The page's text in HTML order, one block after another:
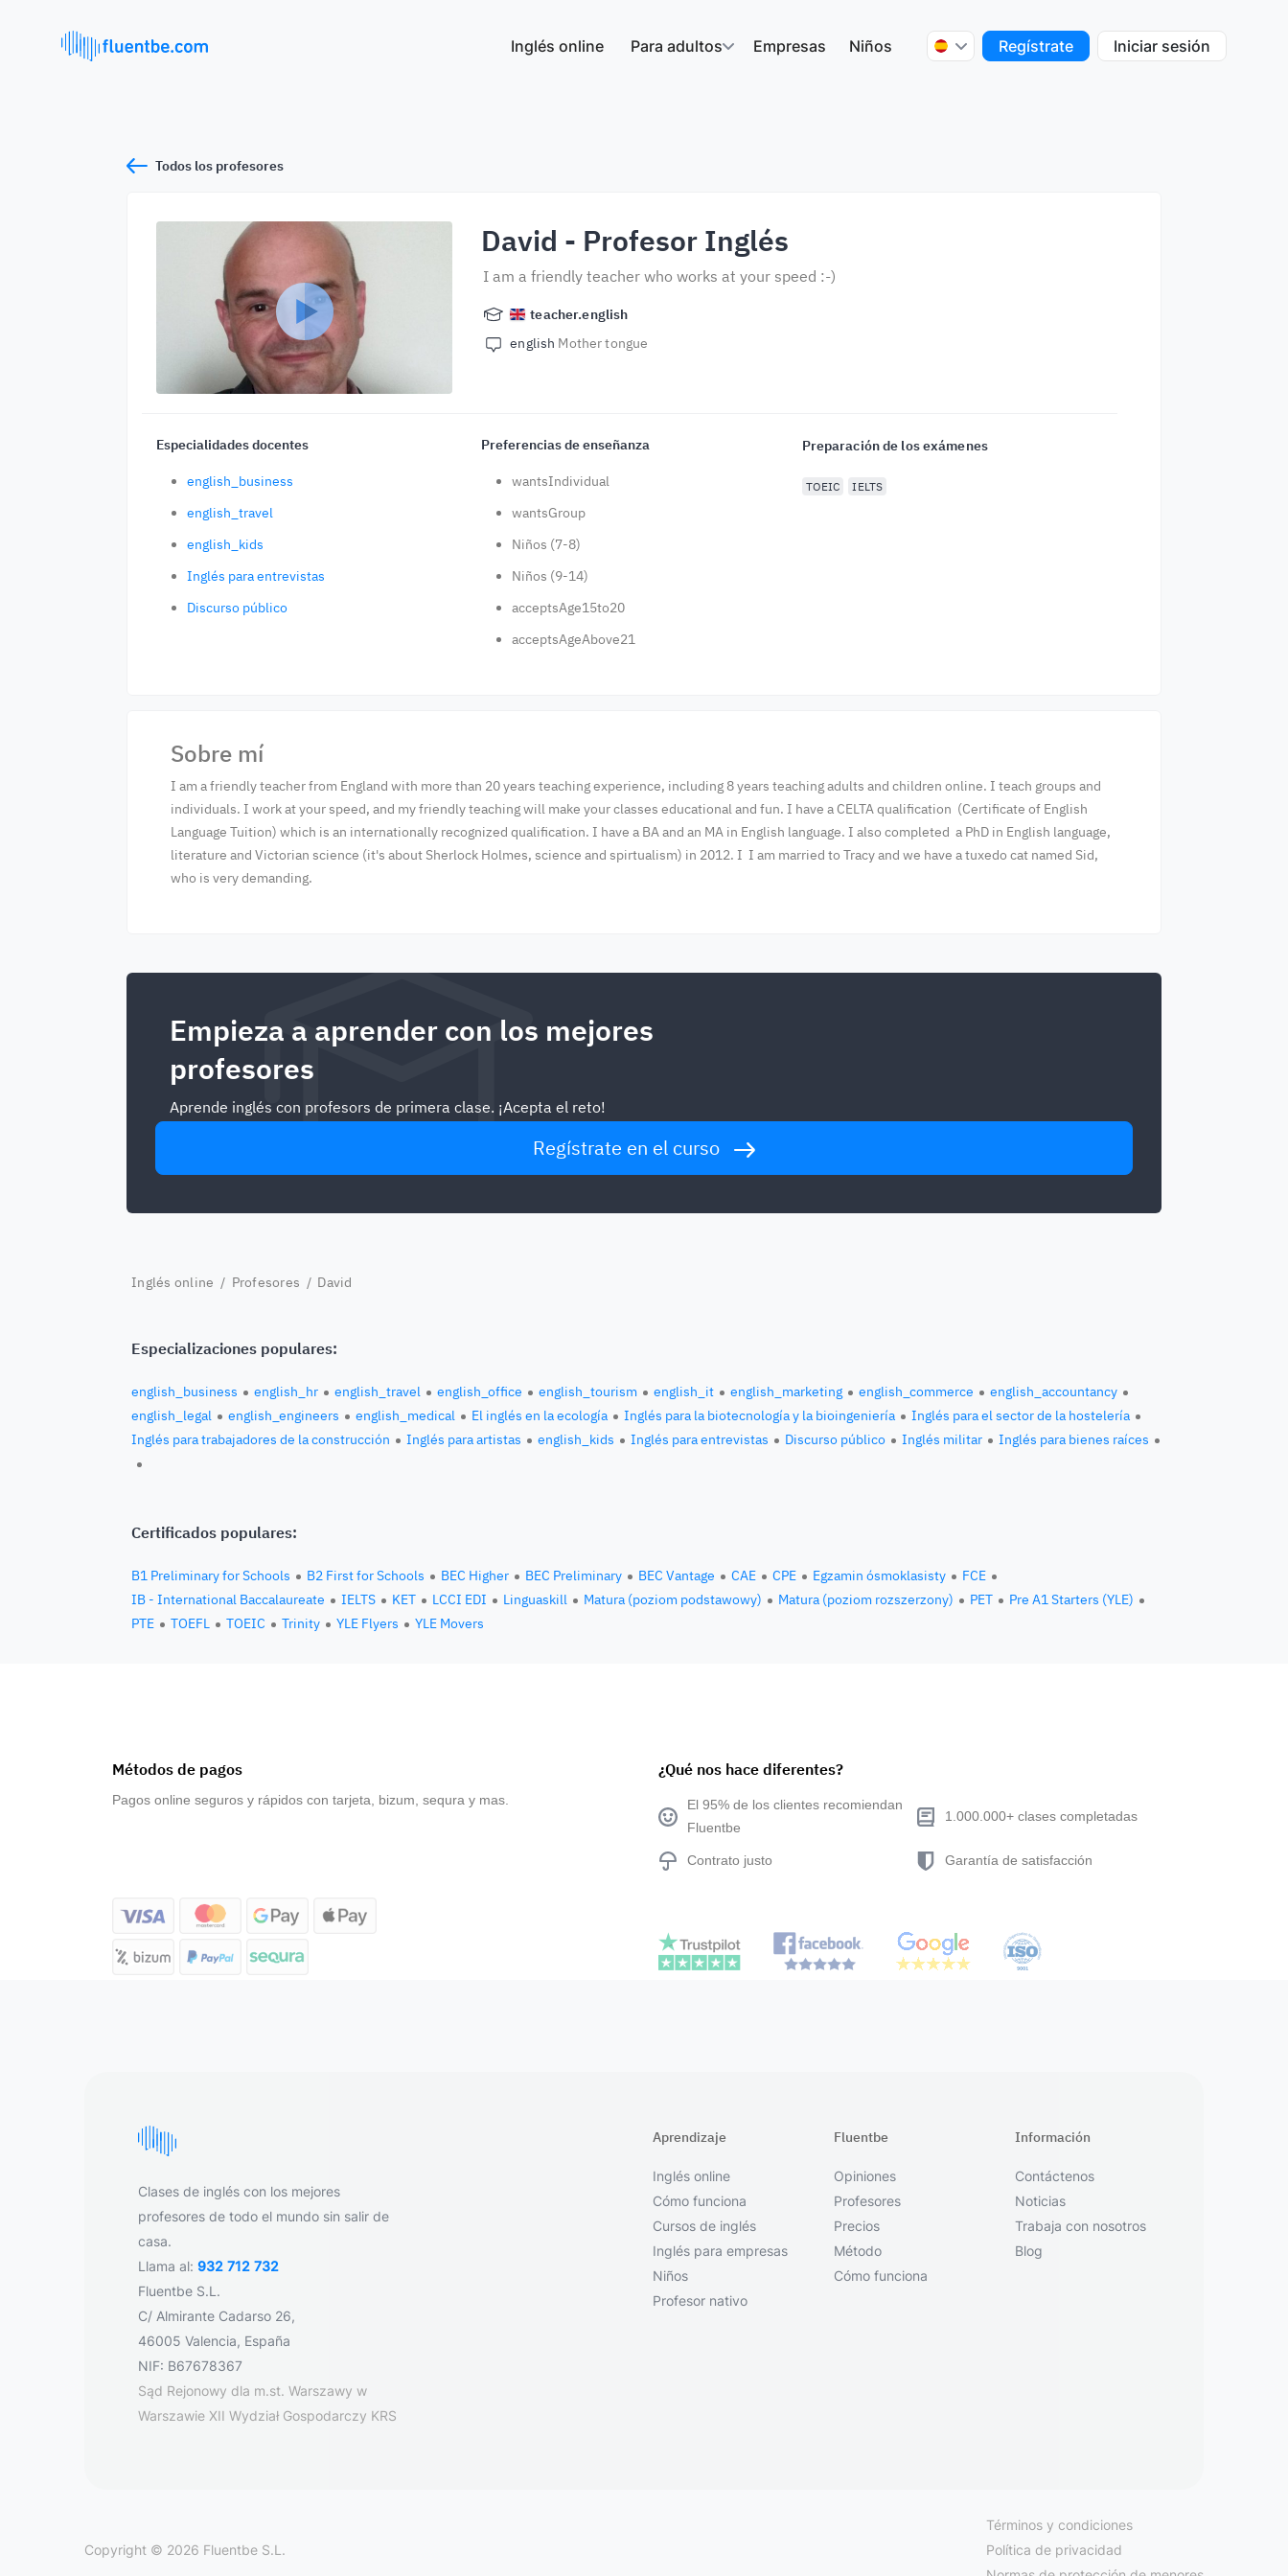
Inglés online Para adultos Empresas Niños Regístrate Iniciar sesión
Todos los profesores
David - Profesor Inglés
I am a friendly teacher who works at your speed :-)
teacher.english
english Mother tongue
Especialidades docentes
english_business
english_travel
english_kids
Inglés para entrevistas
Discurso público
Preferencias de enseñanza
wantsIndividual
wantsGroup
Niños (7-8)
Niños (9-14)
acceptsAge15to20
acceptsAgeAbove21
Preparación de los exámenes
TOEIC IELTS
Sobre mí
I am a friendly teacher from England with more than 20 years teaching experience, including 8 years teaching adults and children online. I teach groups and
individuals. I work at your speed, and my friendly teaching will make your classes educational and fun. I have a CELTA qualification (Certificate of English
Language Tuition) which is an internationally recognized qualification. I have a BA and an MA in English language. I also completed a PhD in English language,
literature and Victorian science (it's about Sherlock Holmes, science and spirtualism) in 2012. I I am married to Tracy and we have a tuxedo cat named Sid,
who is very demanding.
Empieza a aprender con los mejores
profesores
Aprende inglés con profesors de primera clase. ¡Acepta el reto!
Regístrate en el curso
Inglés online / Profesores / David
Especializaciones populares:
english_business english_hr english_travel english_office english_tourism english_it english_marketing english_commerce
english_accountancy
english_legal
english_engineers english_medical El inglés en la ecología Inglés para la biotecnología y la bioingeniería
Inglés para el sector de la hostelería
Inglés para trabajadores de la construcción
Inglés para artistas english_kids Inglés para entrevistas Discurso público Inglés militar Inglés para bienes raíces
Certificados populares:
B1 Preliminary for Schools B2 First for Schools BEC Higher BEC Preliminary BEC Vantage CAE CPE Egzamin ósmoklasisty
FCE
IB - International Baccalaureate
IELTS KET LCCI EDI Linguaskill Matura (poziom podstawowy) Matura (poziom rozszerzony) PET
Pre A1 Starters (YLE)
PTE
TOEFL TOEIC Trinity YLE Flyers YLE Movers
Métodos de pagos
Pagos online seguros y rápidos con tarjeta, bizum, sequra y mas.
¿Qué nos hace diferentes?
El 95% de los clientes recomiendan
Fluentbe
1.000.000+ clases completadas
Contrato justo Garantía de satisfacción
Clases de inglés con los mejores
profesores de todo el mundo sin salir de
casa.
Llama al: 932 712 732
Fluentbe S.L.
C/ Almirante Cadarso 26,
46005 Valencia, España
NIF: B67678367
Sąd Rejonowy dla m.st. Warszawy w
Warszawie XII Wydział Gospodarczy KRS
Aprendizaje
Inglés online
Cómo funciona
Cursos de inglés
Inglés para empresas
Niños
Profesor nativo
Fluentbe
Opiniones
Profesores
Precios
Método
Cómo funciona
Información
Contáctenos
Noticias
Trabaja con nosotros
Blog
Copyright © 2026 Fluentbe S.L.
Términos y condiciones
Política de privacidad